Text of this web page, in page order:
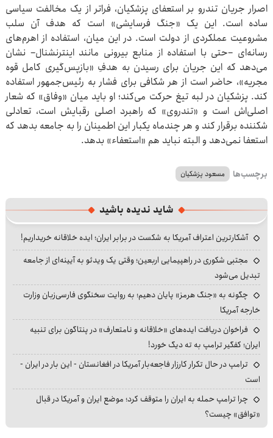
اصرار جریان تندرو بر استعفای پزشکیان، فراتر از یک مخالفت سیاسی
ساده است. این یک «جنگ فرسایشی» است که هدف آن سلب
مشروعیت عملکردی از دولت است. در این میان، استفاده از اهرم‌های
رسانه‌ای –حتی با استفاده از منابع بیرونی مانند اینترنشنال– نشان
می‌دهد که این جریان برای رسیدن به هدفِ «بازپس‌گیری کامل قوه
مجریه»، حاضر است از هر شکافی برای فشار به رئیس‌جمهور استفاده
کند. پزشکیان در لبه تیغ حرکت می‌کند؛ او باید میان «وفاق» که شعار
اصلی‌اش است و «تندروی» که راهبرد اصلی رقبایش است، تعادلی
شکننده برقرار کند و هر چندماه یکبار این اطمینان را به جامعه بدهد که
استعفا نمی‌دهد و البته نباید هم «استعفاء» بدهد.
برچسب‌ها مسعود پزشکیان
شاید ندیده باشید
آشکارترین اعتراف آمریکا به شکست در برابر ایران؛ ایده خلاقانه خریداریم!
مجتبی شکوری در راهپیمایی اربعین؛ وقتی یک ویدئو به آیینه‌ای از جامعه
تبدیل می‌شود
چگونه به «جنگ هرمز» پایان دهیم؛ به روایت سخنگوی فارسی‌زبان وزارت
خارجه آمریکا
فراخوان دریافت ایده‌های «خلاقانه و نامتعارف» در پنتاگون برای تنبیه
ایران؛ کفگیر ترامپ به ته دیگ خورد!
ترامپ در حال تکرار کارزار فاجعه‌بار آمریکا در افغانستان - این بار در ایران -
است
چرا ترامپ حمله به ایران را متوقف کرد؛ موضع ایران و آمریکا در قبال
«توافق» چیست؟